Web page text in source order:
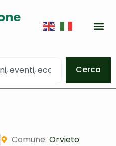
Cerca
Comune: Orvieto